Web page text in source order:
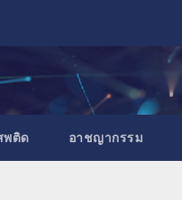
พติด อาชญากรรม